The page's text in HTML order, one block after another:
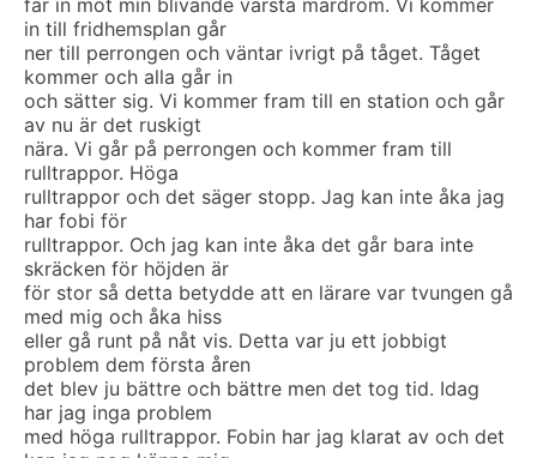
far in mot min blivande värsta mardröm. Vi kommer
in till fridhemsplan går
ner till perrongen och väntar ivrigt på tåget. Tåget
kommer och alla går in
och sätter sig. Vi kommer fram till en station och går
av nu är det ruskigt
nära. Vi går på perrongen och kommer fram till
rulltrappor. Höga
rulltrappor och det säger stopp. Jag kan inte åka jag
har fobi för
rulltrappor. Och jag kan inte åka det går bara inte
skräcken för höjden är
för stor så detta betydde att en lärare var tvungen gå
med mig och åka hiss
eller gå runt på nåt vis. Detta var ju ett jobbigt
problem dem första åren
det blev ju bättre och bättre men det tog tid. Idag
har jag inga problem
med höga rulltrappor. Fobin har jag klarat av och det